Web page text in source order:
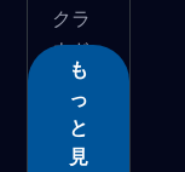
クラ
ウド
ネ�...
も
っ
と
見